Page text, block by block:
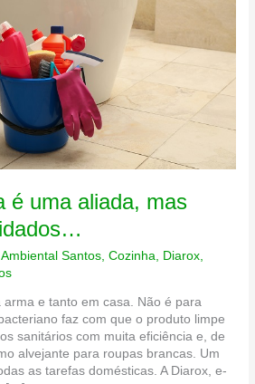
é uma aliada, mas
Ambiental Santos ,Cozinha Diarox
arma e tanto em casa. Não é para
faz com que o produto limpe
sanitários com muita eficiência e, de
alvejante para roupas brancas. Um
as tarefas domésticas. A Diarox, e-